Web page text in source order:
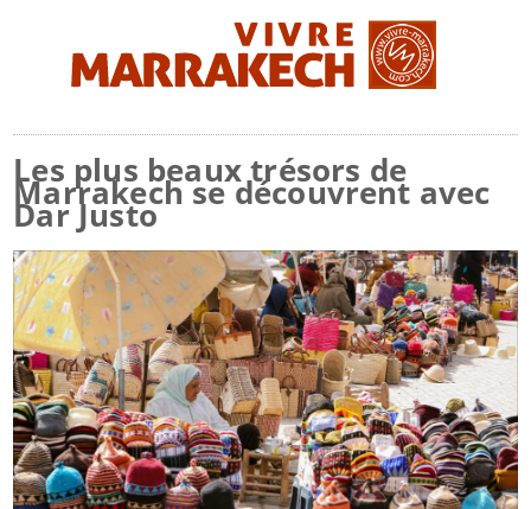
Les plus beaux trésors de
Marrakech se découvrent avec
Dar Justo